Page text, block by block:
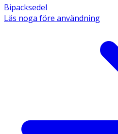
Bipacksedel
Läs noga före användning